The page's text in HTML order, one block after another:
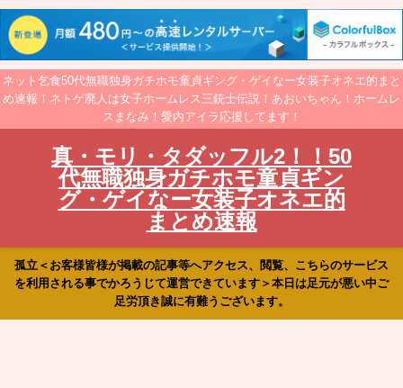
ネット乞食50代無職独身ガチホモ童貞ギング・ゲイなー女装子オネエ的まと
め速報！ネトゲ廃人は女子ホームレス三銃士伝説！あおいちゃん！ホームレ
スまなみ！愛内アイラ応援してます！
真・モリ・タダッフル2！！50
代無職独身ガチホモ童貞ギン
グ・ゲイなー女装子オネエ的
まとめ速報
孤立＜お客様皆様が掲載の記事等へアクセス、閲覧、こちらのサービス
を利用される事でかろうじて運営できています＞本日は足元が悪い中ご
足労頂き誠に有難うございます。